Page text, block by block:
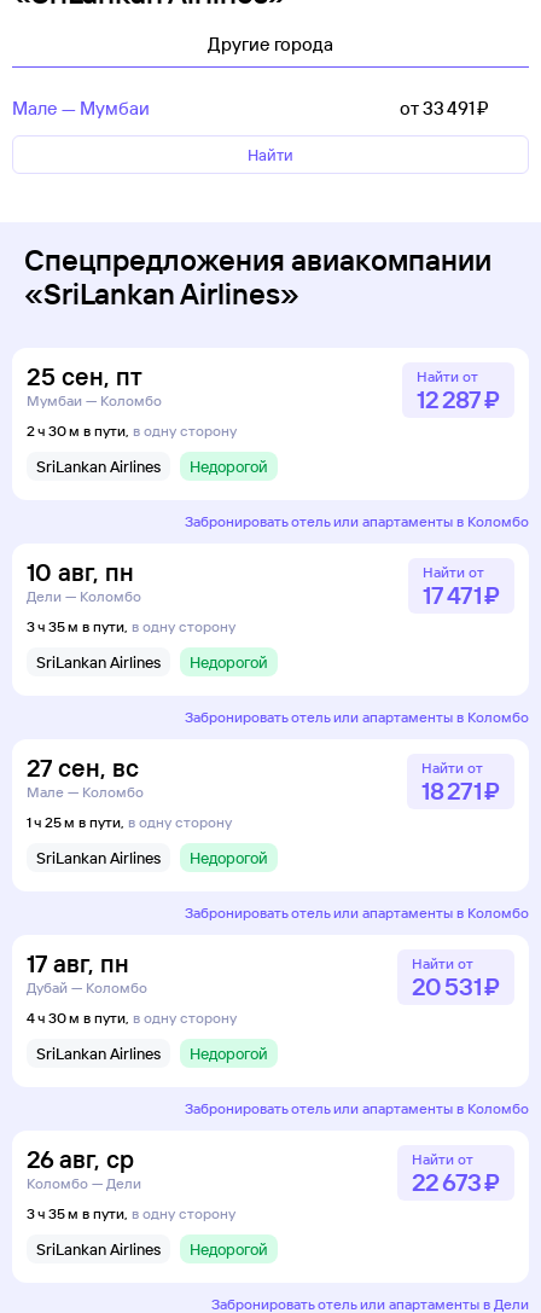
Другие города
Мале — Мумбаи от 33 ⁠491 ⁠₽
Найти
Спецпредложения авиакомпании
«SriLankan Airlines»
25 сен, пт
Мумбаи — Коломбо
2 ч 30 м в пути, в одну сторону
SriLankan Airlines Недорогой
Найти от
12 ⁠287 ⁠₽
Забронировать отель или апартаменты в Коломбо
10 авг, пн
Дели — Коломбо
3 ч 35 м в пути, в одну сторону
SriLankan Airlines Недорогой
Найти от
17 ⁠471 ⁠₽
Забронировать отель или апартаменты в Коломбо
27 сен, вс
Мале — Коломбо
1 ч 25 м в пути, в одну сторону
SriLankan Airlines Недорогой
Найти от
18 ⁠271 ⁠₽
Забронировать отель или апартаменты в Коломбо
17 авг, пн
Дубай — Коломбо
4 ч 30 м в пути, в одну сторону
SriLankan Airlines Недорогой
Найти от
20 ⁠531 ⁠₽
Забронировать отель или апартаменты в Коломбо
26 авг, ср
Коломбо — Дели
3 ч 35 м в пути, в одну сторону
SriLankan Airlines Недорогой
Найти от
22 ⁠673 ⁠₽
Забронировать отель или апартаменты в Дели